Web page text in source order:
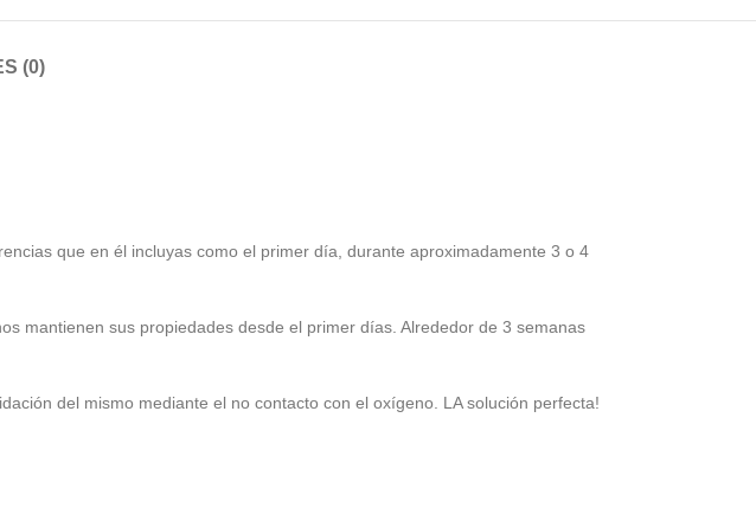
(0)
que en él incluyas como el primer día, durante aproximadamente 3 o 4
mantienen sus propiedades desde el primer días. Alrededor de 3 semanas
del mismo mediante el no contacto con el oxígeno. LA solución perfecta!